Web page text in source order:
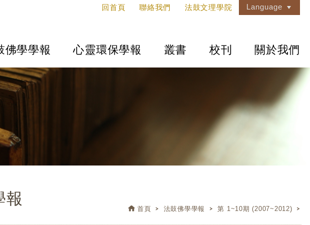
回首頁 聯絡我們 法鼓文理學院 Language
佛學學報 心靈環保學報 叢書 校刊 關於我們
報
首頁 法鼓佛學學報 第 1~10期 (2007~2012)